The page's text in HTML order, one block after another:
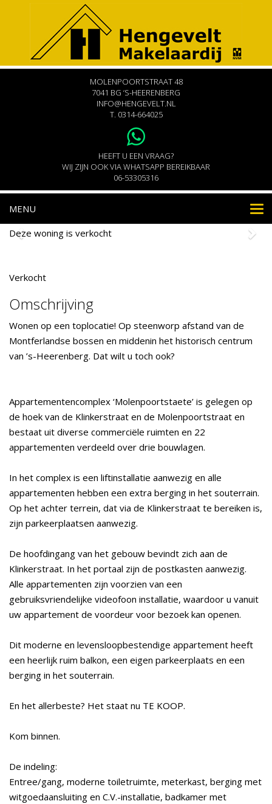
MOLENPOORTSTRAAT 48
7041 BG ‘S-HEERENBERG
INFO@HENGEVELT.NL
T. 0314-664025
HEEFT U EEN VRAAG?
WIJ ZIJN OOK VIA WHATSAPP BEREIKBAAR
06-53305316
MENU
Deze woning is verkocht
Verkocht
Omschrijving
Wonen op een toplocatie! Op steenworp afstand van de
Montferlandse bossen en middenin het historisch centrum
van ’s-Heerenberg. Dat wilt u toch ook?
Appartementencomplex ‘Molenpoortstaete’ is gelegen op
de hoek van de Klinkerstraat en de Molenpoortstraat en
bestaat uit diverse commerciële ruimten en 22
appartementen verdeeld over drie bouwlagen.
In het complex is een liftinstallatie aanwezig en alle
appartementen hebben een extra berging in het souterrain.
Op het achter terrein, dat via de Klinkerstraat te bereiken is,
zijn parkeerplaatsen aanwezig.
De hoofdingang van het gebouw bevindt zich aan de
Klinkerstraat. In het portaal zijn de postkasten aanwezig.
Alle appartementen zijn voorzien van een
gebruiksvriendelijke videofoon installatie, waardoor u vanuit
uw appartement de voordeur voor bezoek kan openen.
Dit moderne en levensloopbestendige appartement heeft
een heerlijk ruim balkon, een eigen parkeerplaats en een
berging in het souterrain.
En het allerbeste? Het staat nu TE KOOP.
Kom binnen.
De indeling:
Entree/gang, moderne toiletruimte, meterkast, berging met
witgoedaansluiting en C.V.-installatie, badkamer met